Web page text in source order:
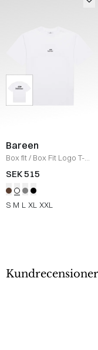
Bareen
Box fit/ Box Fit Logo T-
shirt /WHITE
SEK 515
S M L XL XXL